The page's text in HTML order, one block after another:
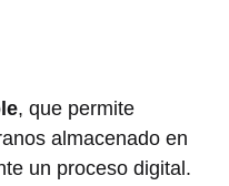
, que permite
almacenado en
un proceso digital.